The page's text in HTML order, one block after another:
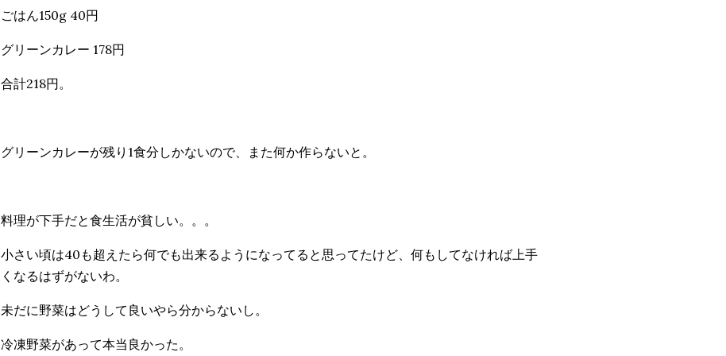
ごはん150g 40円
グリーンカレー 178円
合計218円。
グリーンカレーが残り1食分しかないので、また何か作らないと。
料理が下手だと食生活が貧しい。。。
小さい頃は40も超えたら何でも出来るようになってると思ってたけど、何もしてなければ上手
くなるはずがないわ。
未だに野菜はどうして良いやら分からないし。
冷凍野菜があって本当良かった。